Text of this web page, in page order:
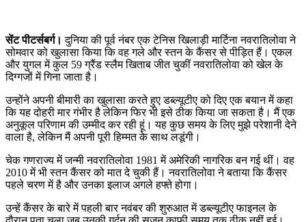
सेंट पीटर्सबर्ग। दुनिया की पूर्व नंबर एक टेनिस खिलाड़ी मार्टिना नवरातिलोवा ने
सोमवार को खुलासा किया कि वह गले और स्तन के कैंसर से पीड़ित हैं। एकल
और युगल में कुल 59 ग्रैंड स्लैम खिताब जीत चुकीं नवरातिलोवा को खेल के
दिग्गजों में गिना जाता है।
उन्होंने अपनी बीमारी का खुलासा करते हुए डब्ल्यूटीए को दिए एक बयान में कहा
कि यह दोहरी मार गंभीर है लेकिन फिर भी इसे ठीक किया जा सकता है। मैं एक
अनुकूल परिणाम की उम्मीद कर रही हूं। यह कुछ समय के लिए मुझे परेशानी देने
वाला है, लेकिन मैं अपनी पूरी हिम्मत के साथ लडूंगी।
चेक गणराज्य में जन्मी नवरातिलोवा 1981 में अमेरिकी नागरिक बन गई थीं। वह
2010 में भी स्तन कैंसर को मात दे चुकी हैं। नवरातिलोवा ने बताया कि कैंसर
पहले चरण में है और उनका इलाज अगले हफ्ते होगा।
उन्हें कैंसर के बारे में पहली बार नवंबर की शुरुआत में डब्ल्यूटीए फाइनल के